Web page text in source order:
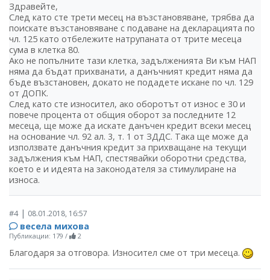
Здравейте,
След като сте трети месец на възстановяване, трябва да
поискате възстановяване с подаване на декларацията по
чл. 125 като отбележите натрупаната от трите месеца
сума в клетка 80.
Ако не попълните тази клетка, задълженията Ви към НАП
няма да бъдат прихванати, а данъчният кредит няма да
бъде възстановен, докато не подадете искане по чл. 129
от ДОПК.
След като сте износител, ако оборотът от износ е 30 и
повече процента от общия оборот за последните 12
месеца, ще може да искате данъчен кредит всеки месец
на основание чл. 92 ал. 3, т. 1 от ЗДДС. Така ще може да
използвате данъчния кредит за прихващане на текущи
задължения към НАП, спестявайки оборотни средства,
което е и идеята на законодателя за стимулиране на
износа.
#4| 08.01.2018, 16:57
весела михова
Публикации: 179 / 2
Благодаря за отговора. Износител сме от три месеца.